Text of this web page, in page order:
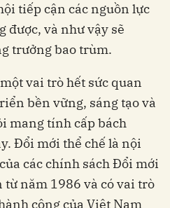
tiếp cận các nguồn lực
được, và như vậy sẽ
trưởng bao trùm.
vai trò hết sức quan
bền vững, sáng tạo và
mang tính cấp bách
Đổi mới thể chế là nội
các chính sách Đổi mới
năm 1986 và có vai trò
công của Việt Nam